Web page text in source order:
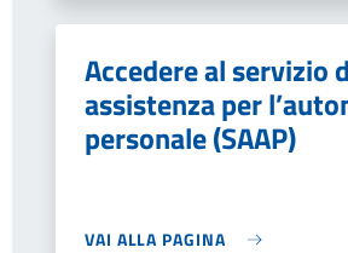
Accedere al servizio
assistenza per
personale (SAAP)
VAI ALLA PAGINA